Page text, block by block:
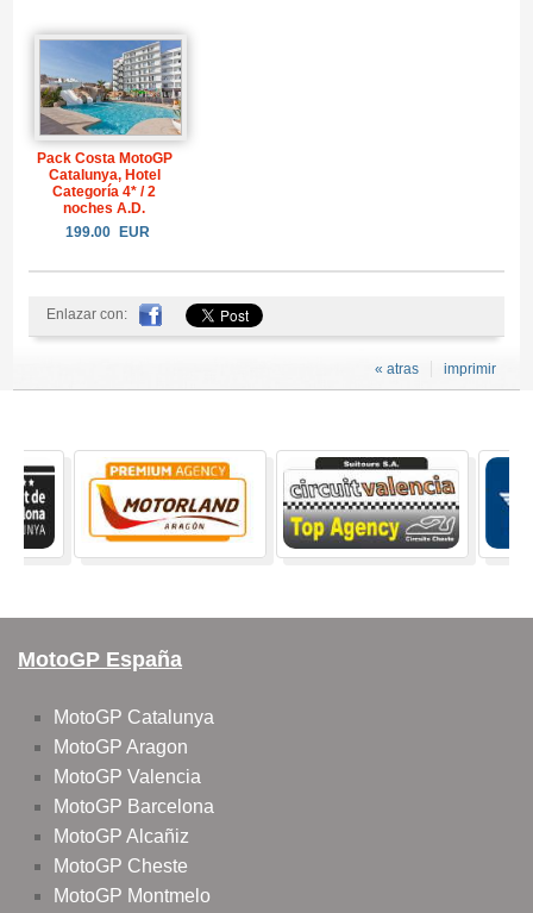
Pack Costa MotoGP
Catalunya, Hotel
Categoría 4* / 2
noches A.D.
199.00
EUR
Enlazar con:
imprimir
« atras
MotoGP España
MotoGP Catalunya
MotoGP Aragon
MotoGP Valencia
MotoGP Barcelona
MotoGP Alcañiz
MotoGP Cheste
MotoGP Montmelo